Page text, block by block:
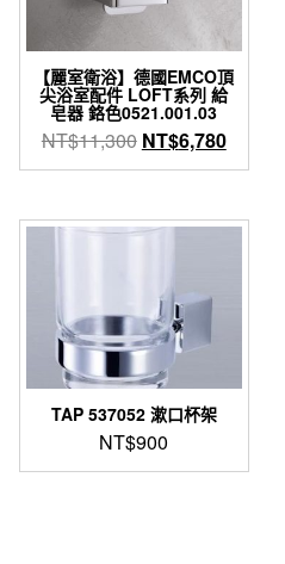
【麗室衛浴】德國EMCO頂
尖浴室配件 LOFT系列 給
皂器 鉻色0521.001.03
NT$11,300 原
始
格：
NT$6,780目
前
格：
TAP 537052 漱口杯架
NT$900